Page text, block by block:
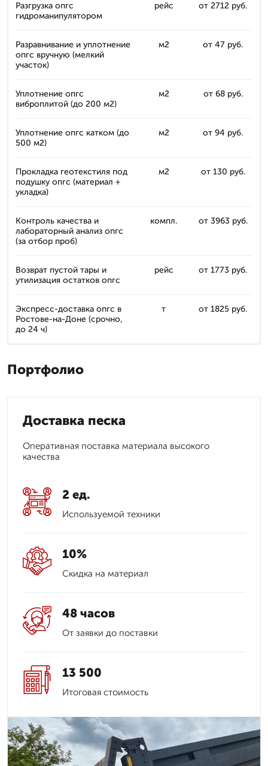
Разгрузка опгс
гидроманипулятором
рейс от 2712 руб.
Разравнивание и уплотнение
опгс вручную (мелкий
участок)
м2 от 47 руб.
Уплотнение опгс
виброплитой (до 200 м2)
м2 от 68 руб.
Уплотнение опгс катком (до
500 м2)
м2 от 94 руб.
Прокладка геотекстиля под
подушку опгс (материал +
укладка)
м2 от 130 руб.
Контроль качества и
лабораторный анализ опгс
(за отбор проб)
компл. от 3963 руб.
Возврат пустой тары и
утилизация остатков опгс
рейс от 1773 руб.
Экспресс-доставка опгс в
Ростове-на-Доне (срочно,
до 24 ч)
т от 1825 руб.
Портфолио
Доставка песка
Оперативная поставка материала высокого
качества
2 ед.
Используемой техники
10%
Скидка на материал
48 часов
От заявки до поставки
13 500
Итоговая стоимость